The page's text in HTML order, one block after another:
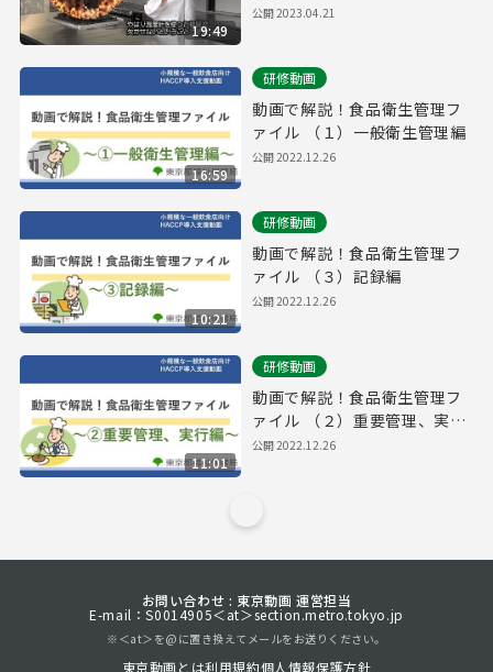
19:49
公開2023.04.21
16:59
研修動画
動画で解説！食品衛生管理フ
ァイル （１）一般衛生管理編
公開2022.12.26
10:21
研修動画
動画で解説！食品衛生管理フ
ァイル （３）記録編
公開2022.12.26
11:01
研修動画
動画で解説！食品衛生管理フ
ァイル （２）重要管理、実行
編
公開2022.12.26
お問い合わせ : 東京動画 運営担当
E-mail：S0014905＜at＞section.metro.tokyo.jp
※＜at＞を@に置き換えてメールをお送りください。
東京動画とは利用規約個人情報保護方針